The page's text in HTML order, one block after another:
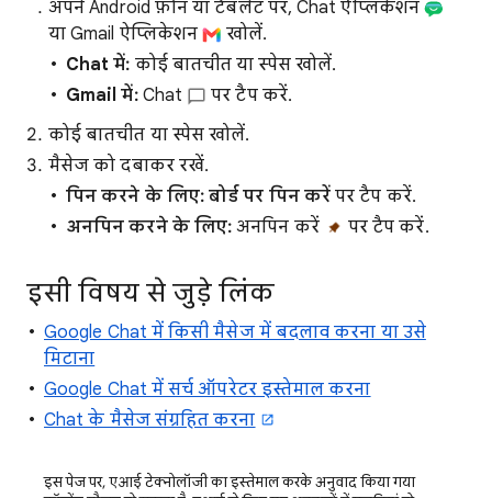
अपने Android फ़ोन या टैबलेट पर, Chat ऐप्लिकेशन
या Gmail ऐप्लिकेशन
खोलें.
Chat में: कोई बातचीत या स्पेस खोलें.
Gmail में: Chat
पर टैप करें.
कोई बातचीत या स्पेस खोलें.
मैसेज को दबाकर रखें.
पिन करने के लिए: बोर्ड पर पिन करेंपर टैप करें.
अनपिन करने के लिए: अनपिन करें पर टैप करें.
इसी विषय से जुड़े लिंक
Google Chat में किसी मैसेज में बदलाव करना या उसे
मिटाना
Google Chat में सर्च ऑपरेटर इस्तेमाल करना
Chat के मैसेज संग्रहित करना
इस पेज पर, एआई टेक्नोलॉजी का इस्तेमाल करके अनुवाद किया गया